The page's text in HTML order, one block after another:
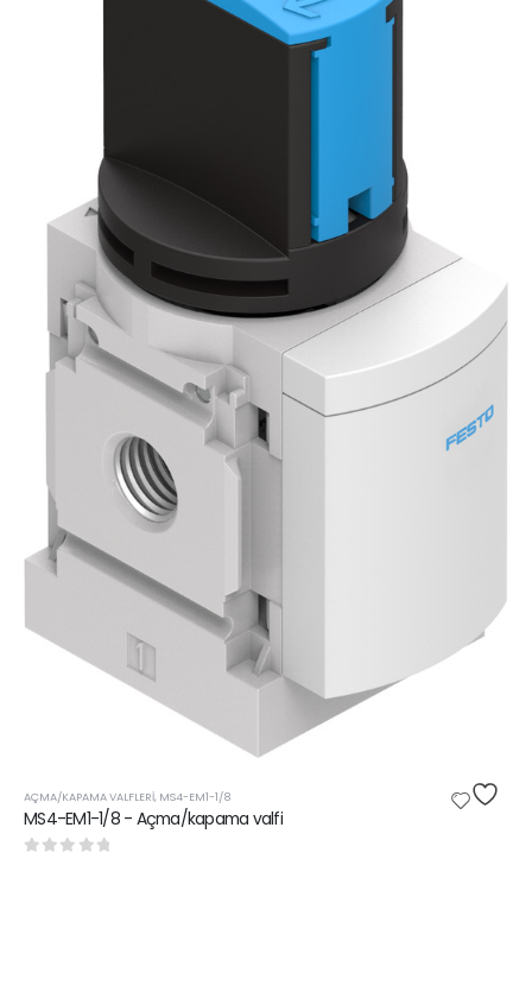
AÇMA/KAPAMA VALFLERI, MS4-EM1-1/8
MS4-EM1-1/8 - Açma/kapama valfi